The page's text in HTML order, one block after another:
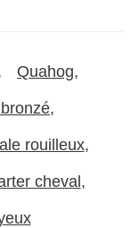
Quahog
rouilleux
cheval